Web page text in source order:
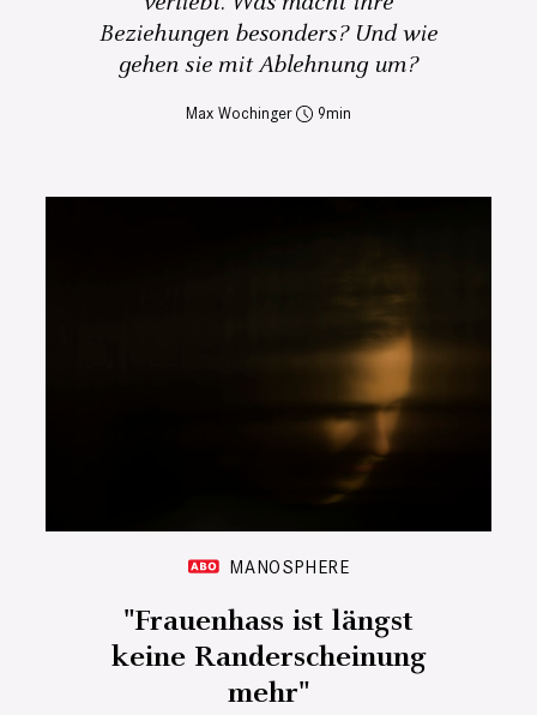
Beziehungen besonders? Und wie
gehen sie mit Ablehnung um?
Max Wochinger 9
MANOSPHERE
"Frauenhass ist längst
keine Randerscheinung
mehr"